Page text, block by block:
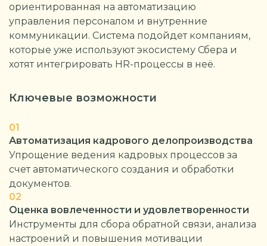
ориентированная на автоматизацию
управления персоналом и внутренние
коммуникации. Система подойдет компаниям,
которые уже используют экосистему Сбера и
хотят интегрировать HR-процессы в неё.
Ключевые возможности
01
Автоматизация кадрового делопроизводства
Упрощение ведения кадровых процессов за
счет автоматического создания и обработки
документов.
02
Оценка вовлеченности и удовлетворенности
Инструменты для сбора обратной связи, анализа
настроений и повышения мотивации